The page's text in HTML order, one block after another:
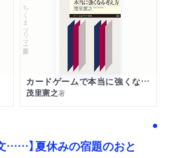
ちくまプリマー新書
カードゲームで本当に強くなる考え方
茂里憲之著
……】夏休みの宿題のおと